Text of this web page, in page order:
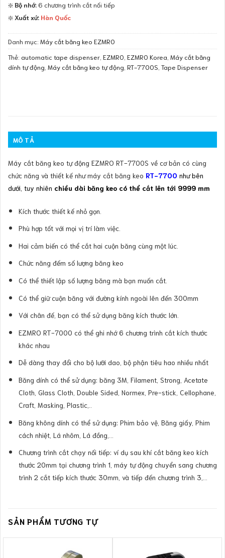
❇️Bộ nhớ:6 chương trình cắt nối tiếp
❇️ Xuất xứ: Hàn Quốc
Danh mục: Máy cắt băng keo EZMRO
Thẻ: automatic tape dispenser EZMRO EZMRO Korea Máy cắt băng
dính tự động Máy cắt băng keo tự động RT-7700S Tape Dispenser
MÔ TẢ
Máy cắt băng keo tự động EZMRO RT-7700S về cơ bản có cùng
chức năng và thiết kế như máy cắt băng keo RT-7700 như bên
dưới, tuy nhiên chiều dài băng keo có thể cắt lên tới 9999 mm
Kích thước thiết kế nhỏ gọn.
Phù hợp tốt với mọi vị trí làm việc.
Hai cảm biến có thể cắt hai cuộn băng cùng một lúc.
Chức năng đếm số lượng băng keo
Có thể thiết lập số lượng băng mà bạn muốn cắt.
Có thể giữ cuộn băng với đường kính ngoài lên đến 300mm
Với chân đế, bạn có thể sử dụng băng kích thước lớn.
EZMRO RT-7000 có thể ghi nhớ 6 chương trình cắt kích thước
khác nhau
Dễ dàng thay đổi cho bộ lưỡi dao, bộ phận tiêu hao nhiều nhất
Băng dính có thể sử dụng: băng 3M, Filament, Strong, Acetate
Cloth, Glass Cloth, Double Sided, Normex, Pre-stick, Cellophane,
Craft, Masking, Plastic,..
Băng không dính có thể sử dụng: Phim bảo vệ, Băng giấy, Phim
cách nhiệt, Lá nhôm, Lá đồng,…
Chương trình cắt chạy nối tiếp: ví dụ sau khí cắt băng keo kích
thước 20mm tại chương trình 1, máy tự động chuyển sang chương
trình 2 cắt tiếp kích thước 30mm, và tiếp đến chương trình 3,…
SẢN PHẨM TƯƠNG TỰ